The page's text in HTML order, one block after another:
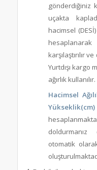
gönderdiğiniz
uçakta
hacimsel (DESİ)
karşılaştırılır
Yurtdışı kargo
ağırlık kullanılır.
Hacimsel
otomatik